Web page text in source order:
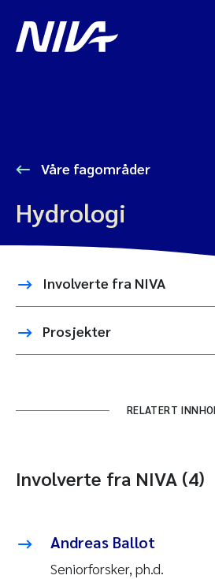
Våre fagområder
Hydrologi
Involverte fra NIVA
Prosjekter
RELATERT
Involverte fra NIVA (4)
Andreas Ballot
Seniorforsker, ph.d.